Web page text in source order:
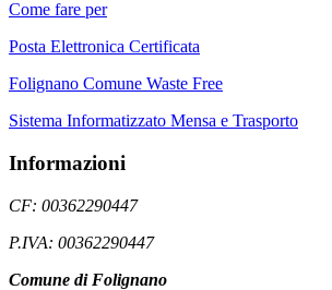
Come fare per
Posta Elettronica Certificata
Folignano Comune Waste Free
Sistema Informatizzato Mensa e Trasporto
Informazioni
CF: 00362290447
P.IVA: 00362290447
Comune di Folignano